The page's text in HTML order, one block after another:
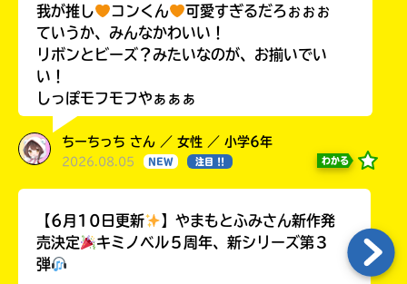
我が推し
コンくん
可愛すぎるだろぉぉぉ
ていうか、みんなかわいい！
リボンとビーズ？みたいなのが、お揃いでい
い！
しっぽモフモフやぁぁぁ
ちーちっち さん ／ 女性 ／ 小学6年
2026.08.05 NEW 注目 !! わかる
【6月10日更新
】やまもとふみさん新作発
売決定
キミノベル５周年、新シリーズ第３
弾